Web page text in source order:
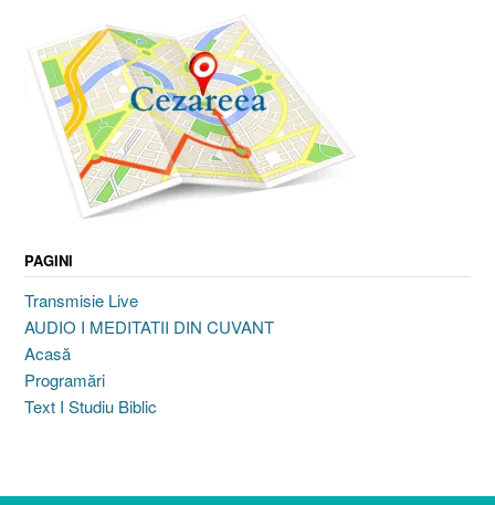
PAGINI
Transmisie Live
AUDIO I MEDITATII DIN CUVANT
Acasă
Programări
Text I Studiu Biblic